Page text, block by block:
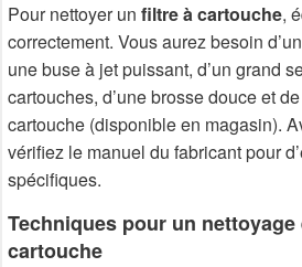
Pour nettoyer un filtre à cartouche,
correctement. Vous aurez besoin
une buse à jet puissant, d’un grand
cartouches, d’une brosse douce et
cartouche (disponible en magasin).
vérifiez le manuel du fabricant pour
spécifiques.
Techniques pour un
cartouche